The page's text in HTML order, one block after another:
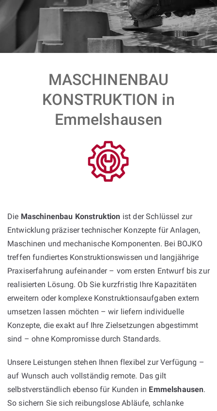
MASCHINENBAU
KONSTRUKTION in
Emmelshausen
Die Maschinenbau Konstruktion ist der Schlüssel zur
Entwicklung präziser technischer Konzepte für Anlagen,
Maschinen und mechanische Komponenten. Bei BOJKO
treffen fundiertes Konstruktionswissen und langjährige
Praxiserfahrung aufeinander – vom ersten Entwurf bis zur
realisierten Lösung. Ob Sie kurzfristig Ihre Kapazitäten
erweitern oder komplexe Konstruktionsaufgaben extern
umsetzen lassen möchten – wir liefern individuelle
Konzepte, die exakt auf Ihre Zielsetzungen abgestimmt
sind – ohne Kompromisse durch Standards.
Unsere Leistungen stehen Ihnen flexibel zur Verfügung –
auf Wunsch auch vollständig remote. Das gilt
selbstverständlich ebenso für Kunden in Emmelshausen.
So sichern Sie sich reibungslose Abläufe, schlanke